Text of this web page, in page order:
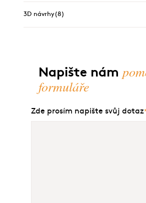
3D návrhy(8)
Napište nám
formuláře
Zde prosím napište svůj dotaz